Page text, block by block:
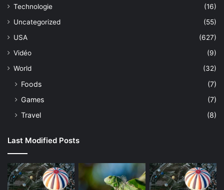
Technologie
(16)
Uncategorized
(55)
USA
(627)
Vidéo
(9)
World
(32)
Foods
(7)
Games
(7)
Travel
(8)
Last Modified Posts